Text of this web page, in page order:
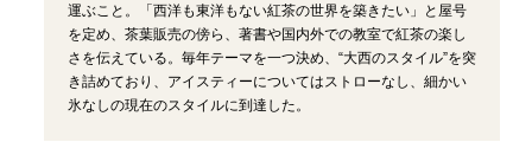
運ぶこと。「西洋も東洋もない紅茶の世界を築きたい」と屋号
を定め、茶葉販売の傍ら、著書や国内外での教室で紅茶の楽し
さを伝えている。毎年テーマを一つ決め、“大西のスタイル”を突
き詰めており、アイスティーについてはストローなし、細かい
氷なしの現在のスタイルに到達した。